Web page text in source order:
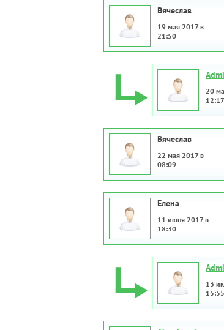
Вячеслав
19 мая 2017 в
21:50
20
12:17
Вячеслав
22 мая 2017 в
08:09
Елена
11 июня 2017 в
18:30
13
15:55